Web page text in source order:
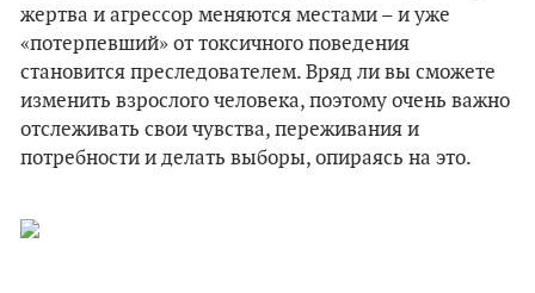
жертва и агрессор меняются местами – и уже
«потерпевший» от токсичного поведения
становится преследователем. Вряд ли вы сможете
изменить взрослого человека, поэтому очень важно
отслеживать свои чувства, переживания и
потребности и делать выборы, опираясь на это.